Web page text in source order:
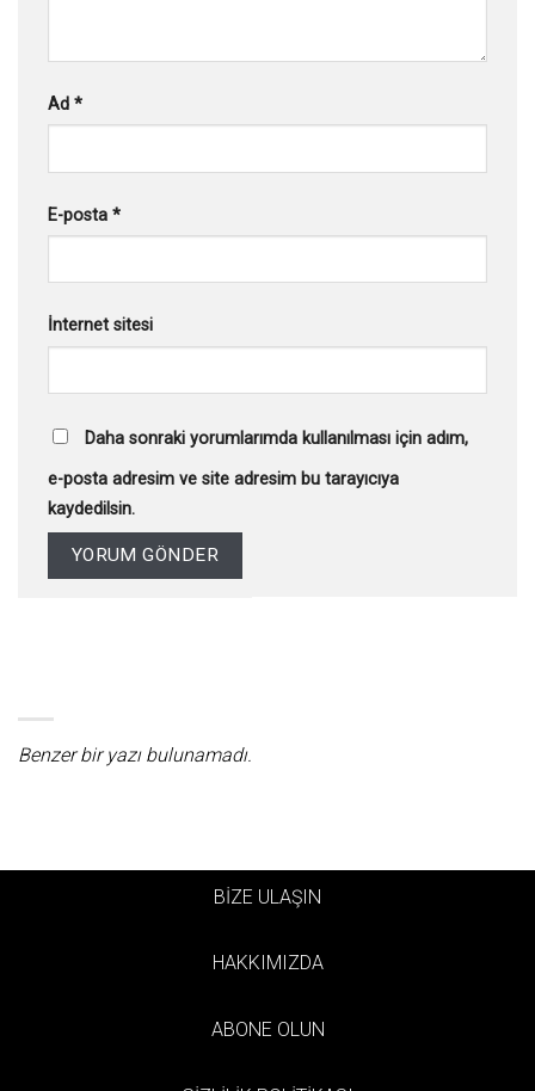
Ad *
E-posta *
İnternet sitesi
Daha sonraki yorumlarımda kullanılması için adım,
e-posta adresim ve site adresim bu tarayıcıya
kaydedilsin.
Benzer bir yazı bulunamadı.
BİZE ULAŞIN
HAKKIMIZDA
ABONE OLUN